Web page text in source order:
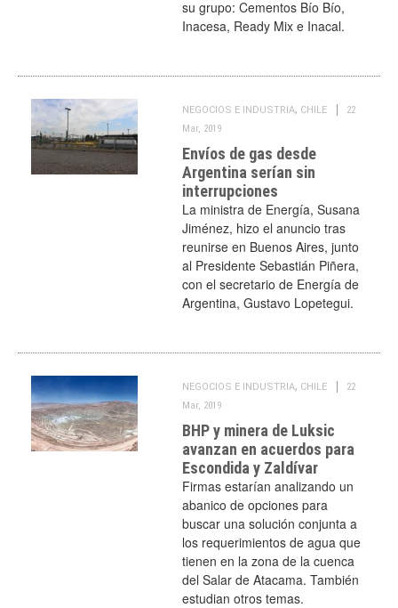
su grupo: Cementos Bío Bío,
Inacesa, Ready Mix e Inacal.
NEGOCIOS E INDUSTRIA, CHILE
22
Mar, 2019
Envíos de gas desde
Argentina serían sin
interrupciones
La ministra de Energía, Susana
Jiménez, hizo el anuncio tras
reunirse en Buenos Aires, junto
al Presidente Sebastián Piñera,
con el secretario de Energía de
Argentina, Gustavo Lopetegui.
NEGOCIOS E INDUSTRIA, CHILE
22
Mar, 2019
BHP y minera de Luksic
avanzan en acuerdos para
Escondida y Zaldívar
Firmas estarían analizando un
abanico de opciones para
buscar una solución conjunta a
los requerimientos de agua que
tienen en la zona de la cuenca
del Salar de Atacama. También
estudian otros temas.